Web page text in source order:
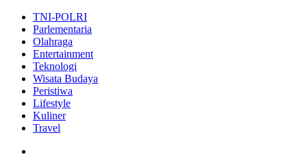
TNI-POLRI
Parlementaria
Olahraga
Entertainment
Teknologi
Wisata Budaya
Peristiwa
Lifestyle
Kuliner
Travel